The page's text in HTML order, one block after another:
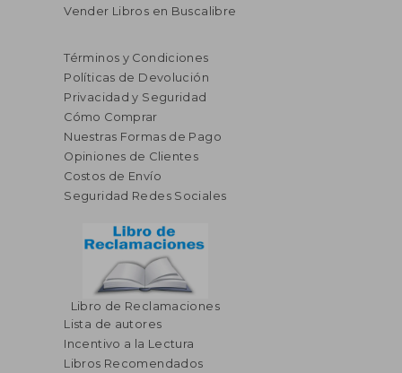
45%
dcto.
$ 58.49
$ 32.17
Vender Libros en Buscalibre
Términos y Condiciones
Políticas de Devolución
Privacidad y Seguridad
Cómo Comprar
Nuestras Formas de Pago
Opiniones de Clientes
Costos de Envío
Seguridad Redes Sociales
Libro de Reclamaciones
Lista de autores
Incentivo a la Lectura
Libros Recomendados